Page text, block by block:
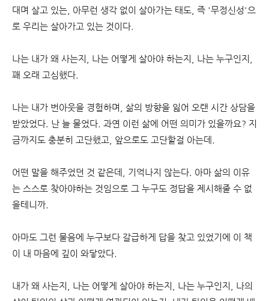
대며 살고 있는, 아무런 생각 없이 살아가는 태도, 즉 '무정신성'으
로 우리는 살아가고 있는 것이다.
나는 내가 왜 사는지, 나는 어떻게 살아야 하는지, 나는 누구인지,
꽤 오래 고심했다.
나는 내가 번아웃을 경험하며, 삶의 방향을 잃어 오랜 시간 상담을
받았었다. 난 늘 물었다. 과연 이런 삶에 어떤 의미가 있을까요? 지
금까지도 충분히 고단했고, 앞으로도 고단할걸 아는데.
어떤 말을 해주었던 것 같은데, 기억나지 않는다. 아마 삶의 이유
는 스스로 찾아야하는 것임으로 그 누구도 정답을 제시해줄 수 없
을테니까.
아마도 그런 물음에 누구보다 갈급하게 답을 찾고 있었기에 이 책
이 내 마음에 깊이 와닿았다.
내가 왜 사는지, 나는 어떻게 살아야 하는지, 나는 누구인지, 나의